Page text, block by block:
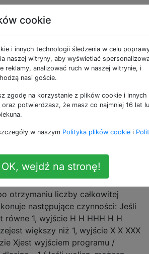
Programowanie
puzzli i Code
otagowane
conversion
systemy to dziesiętne,
itp.
„H” z mniejszych „H”
otrzymaniu liczby całkowitej
następujące czynności: Jeśli
równe 1, wyjście H H HHH H H
większy niż 1, wyjście X X XXX
Xjest wyjściem programu /
cookie
i innych technologii śledzenia w celu
naszej witryny, aby wyświetlać
reklamy, analizować ruch w naszej witrynie, i
nasi goście.
zgodę na korzystanie z plików cookie i innych
potwierdzasz, że masz co najmniej 16 lat
w naszym Polityka plików cookie i
OK, wejdź na stronę!